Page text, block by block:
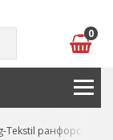
0
Tekstil ранфорс